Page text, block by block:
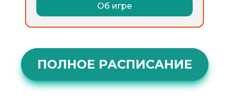
Об игре
ПОЛНОЕ РАСПИСАНИЕ